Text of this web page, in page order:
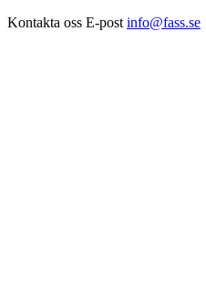
Kontakta oss E-post info@fass.se